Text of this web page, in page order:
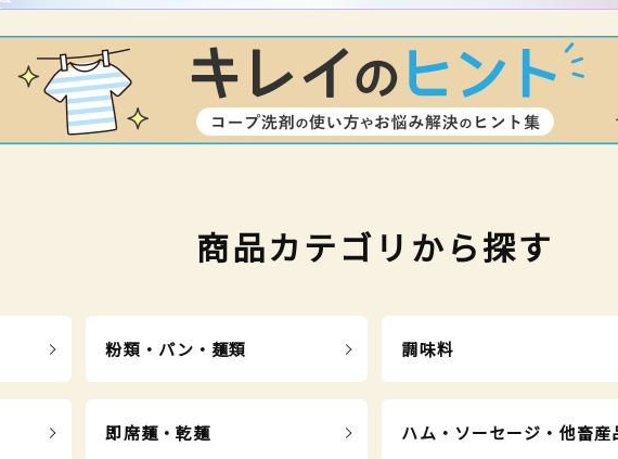
商品カテゴリから探す
粉類・パン・麺類 調味料
即席麺・乾麺 ハム・ソーセージ・他畜産